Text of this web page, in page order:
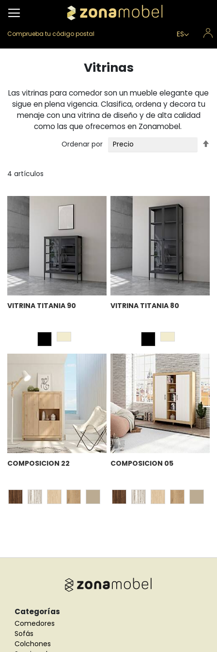
Comprueba tu código postal Lenguaje
ES
Vitrinas
Las vitrinas para comedor son un mueble elegante que
sigue en plena vigencia. Clasifica, ordena y decora tu
menaje con una vitrina de diseño y de alta calidad
como las que ofrecemos en Zonamobel.
4 artículos
Ordenar por
VITRINA TITANIA 90 VITRINA TITANIA 80
COMPOSICION 22 COMPOSICION 05
Categorías
Comedores
Sofás
Colchones